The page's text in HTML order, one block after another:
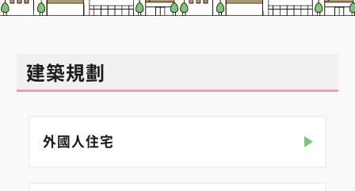
建築規劃
外國人住宅